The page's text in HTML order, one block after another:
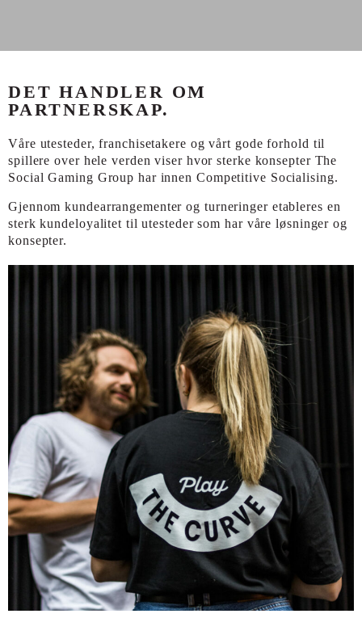
DET HANDLER OM
PARTNERSKAP.
Våre utesteder, franchisetakere og vårt gode forhold til
spillere over hele verden viser hvor sterke konsepter The
Social Gaming Group har innen Competitive Socialising.
Gjennom kundearrangementer og turneringer etableres en
sterk kundeloyalitet til utesteder som har våre løsninger og
konsepter.